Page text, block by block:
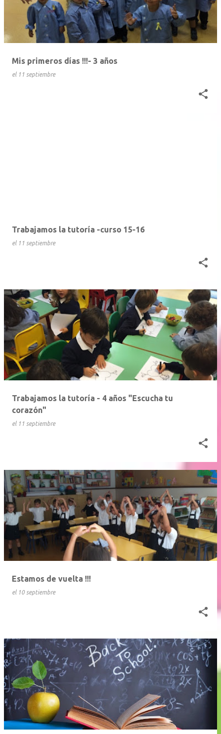
Mis primeros días !!!- 3 años
el 11 septiembre
Trabajamos la tutoría -curso 15-16
el 11 septiembre
Trabajamos la tutoría - 4 años "Escucha tu
corazón"
el 11 septiembre
Estamos de vuelta !!!
el 10 septiembre